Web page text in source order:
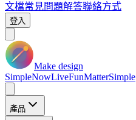
文檔常見問題解答聯絡方式
登入
Make design
SimpleNowLiveFunMatterSimple
產品